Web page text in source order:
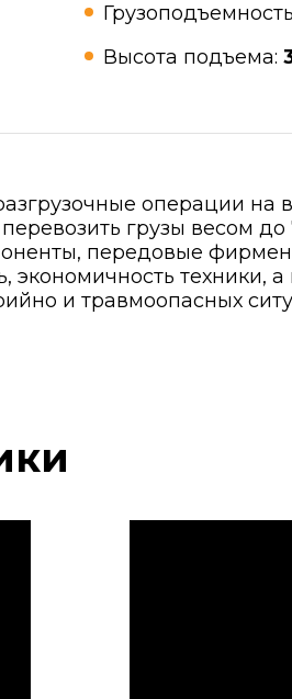
Высота подъема:
операции
грузы весом
передовые
техники,
и травмоопасных